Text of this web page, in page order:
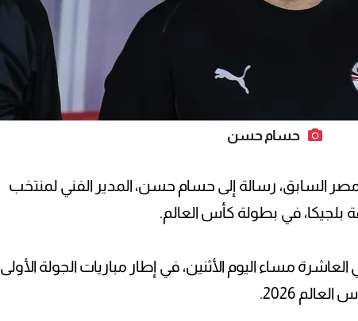
حسام حسن
رسالة إلى حسام حسن، المدير الفني لمنتخب
بلجيكا، في بطولة كأس العالم.
مساء اليوم الأثنين، في إطار مباريات الجولة الأولى
2026.